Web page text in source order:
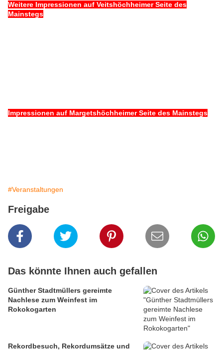
Weitere Impressionen auf Veitshöchheimer Seite des
Mainstegs
Impressionen auf Margetshöchheimer Seite des Mainstegs
#Veranstaltungen
Freigabe
Das könnte Ihnen auch gefallen
Günther Stadtmüllers gereimte
Nachlese zum Weinfest im
Rokokogarten
Rekordbesuch, Rekordumsätze und